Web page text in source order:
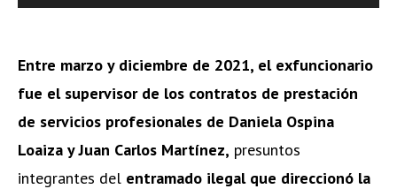
Entre marzo y diciembre de 2021, el exfuncionario
fue el supervisor de los contratos de prestación
de servicios profesionales de Daniela Ospina
Loaiza y Juan Carlos Martínez, presuntos
integrantes del entramado ilegal que direccionó la